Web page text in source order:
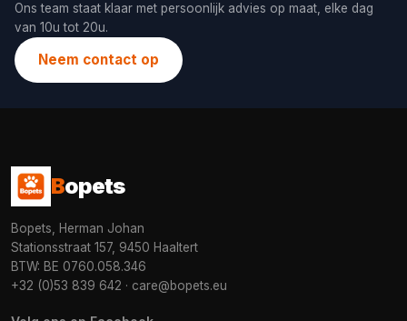
Ons team staat klaar met persoonlijk advies op maat, elke dag
van 10u tot 20u.
Neem contact op
Bopets
Bopets, Herman Johan
Stationsstraat 157, 9450 Haaltert
BTW: BE 0760.058.346
+32 (0)53 839 642 · care@bopets.eu